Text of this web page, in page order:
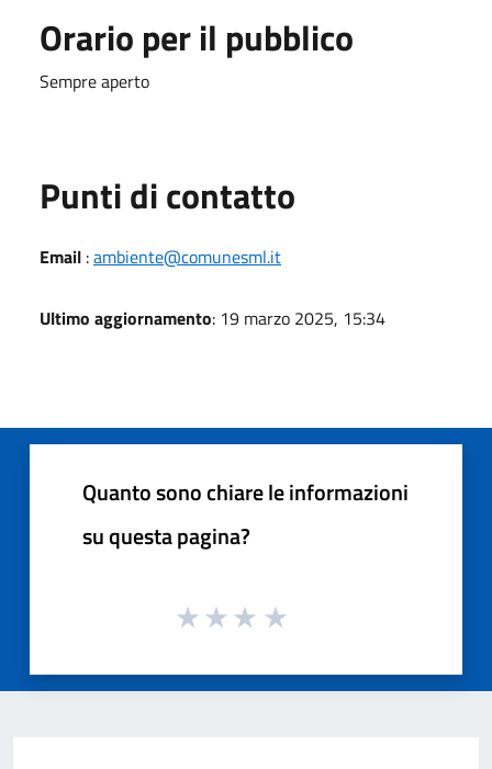
Orario per il pubblico
Sempre aperto
Punti di contatto
Email :ambiente@comunesml.it
Ultimo aggiornamento: 19 marzo 2025, 15:34
Quanto sono chiare le informazioni
su questa pagina?